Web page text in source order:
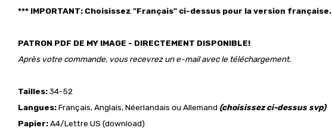
*** IMPORTANT: Choisissez "Français" ci-dessus pour la version française.
PATRON PDF DE MY IMAGE - DIRECTEMENT DISPONIBLE!
Après votre commande, vous recevrez un e-mail avec le téléchargement.
Tailles:34-52
Langues:Français, Anglais, Néerlandais ou Allemand (choisissez ci-dessus svp)
Papier:A4/Lettre US (download)